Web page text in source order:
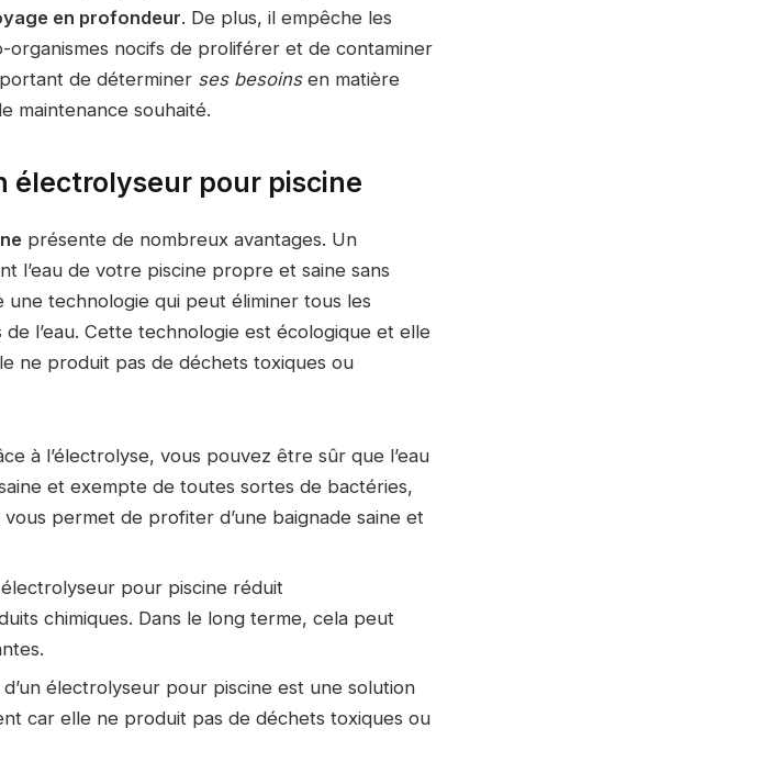
en profondeur. De plus, il empêche les
organismes nocifs de proliférer et de contaminer
de déterminer ses besoinsen matière
maintenance souhaité.
électrolyseur pour piscine
présente de nombreux avantages. Un
l’eau de votre piscine propre et saine sans
une technologie qui peut éliminer tous les
l’eau. Cette technologie est écologique et elle
ne produit pas de déchets toxiques ou
à l’électrolyse, vous pouvez être sûr que l’eau
et exempte de toutes sortes de bactéries,
vous permet de profiter d’une baignade saine et
électrolyseur pour piscine réduit
chimiques. Dans le long terme, cela peut
électrolyseur pour piscine est une solution
car elle ne produit pas de déchets toxiques ou